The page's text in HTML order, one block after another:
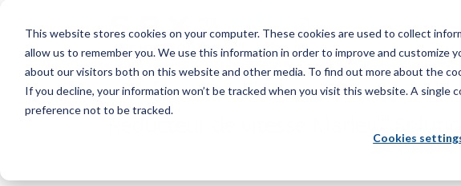
This website stores cookies on your computer. These cookies are used to collect
allow us to remember you. We use this information in order to improve and customize
about our visitors both on this website and other media. To find out more about the
If you decline, your information won’t be tracked when you visit this website. A single
preference not to be tracked.
Cookies